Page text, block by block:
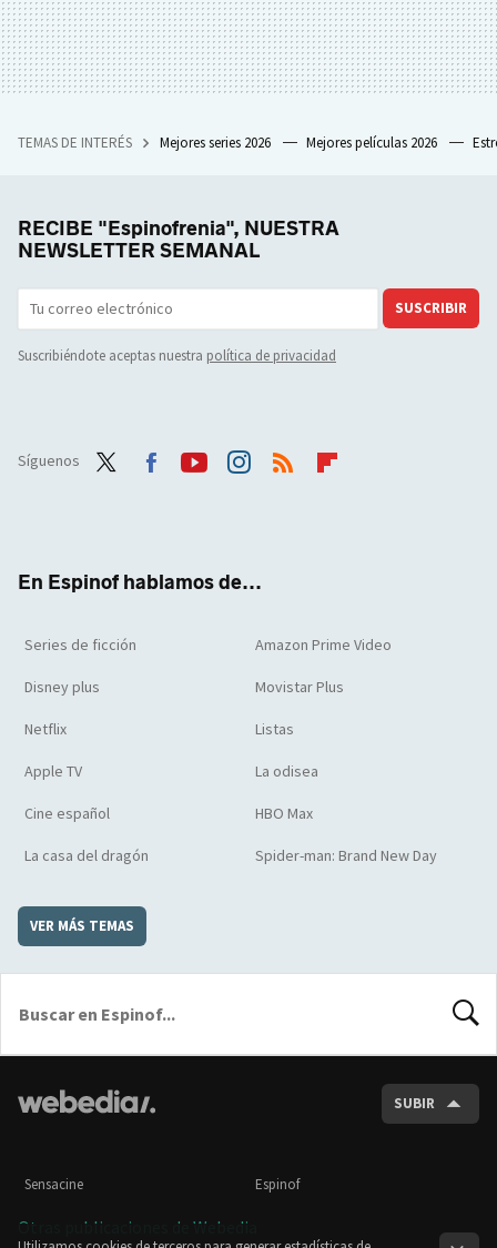
TEMAS DE INTERÉS Mejores series 2026 Mejores películas 2026
RECIBE "Espinofrenia", NUESTRA
NEWSLETTER SEMANAL
SUSCRIBIR
Suscribiéndote aceptas nuestra política de privacidad
Síguenos
En Espinof hablamos de...
Series de ficción Amazon Prime Video
Disney plus Movistar Plus
Netflix Listas
Apple TV La odisea
Cine español HBO Max
La casa del dragón Spider-man: Brand New Day
VER MÁS TEMAS
SUBIR
Sensacine Espinof
Otras publicaciones de Webedia